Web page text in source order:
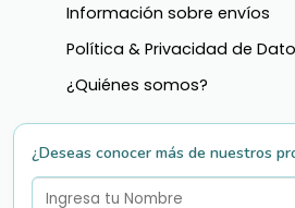
Información sobre envíos
Política & Privacidad de
¿Quiénes somos?
¿Deseas conocer más de nuestros